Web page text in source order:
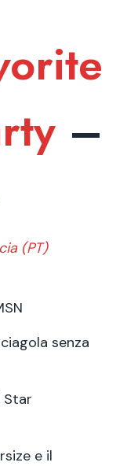
–
(PT)
senza
Star
e il